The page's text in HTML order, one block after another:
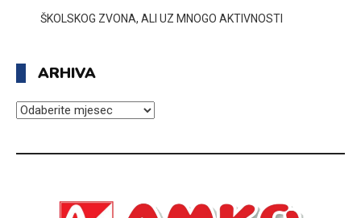
ŠKOLSKOG ZVONA, ALI UZ MNOGO AKTIVNOSTI
ARHIVA
ARHIVA